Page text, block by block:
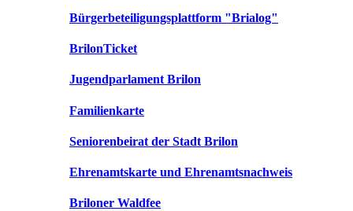
Bürgerbeteiligungsplattform "Brialog"
BrilonTicket
Jugendparlament Brilon
Familienkarte
Seniorenbeirat der Stadt Brilon
Ehrenamtskarte und Ehrenamtsnachweis
Briloner Waldfee